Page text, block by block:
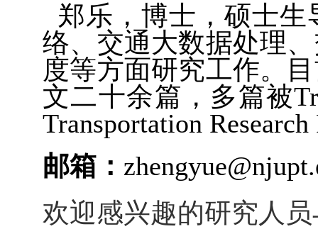
郑乐，博士，硕士
络、交通大数据处理
度等方面研究工作。
文二十余篇，多篇被
Transportation Research
邮箱：
欢迎感兴趣的研究人